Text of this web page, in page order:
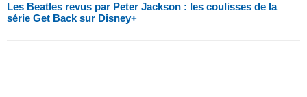
Les Beatles revus par Peter Jackson : les coulisses de la
série Get Back sur Disney+